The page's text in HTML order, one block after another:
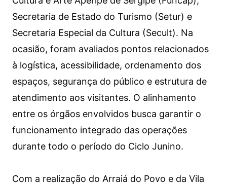
Secretaria de Estado do Turismo (Setur) e
Secretaria Especial da Cultura (Secult). Na
ocasião, foram avaliados pontos relacionados
à logística, acessibilidade, ordenamento dos
espaços, segurança do público e estrutura de
atendimento aos visitantes. O alinhamento
entre os órgãos envolvidos busca garantir o
funcionamento integrado das operações
durante todo o período do Ciclo Junino.
Com a realização do Arraiá do Povo e da Vila